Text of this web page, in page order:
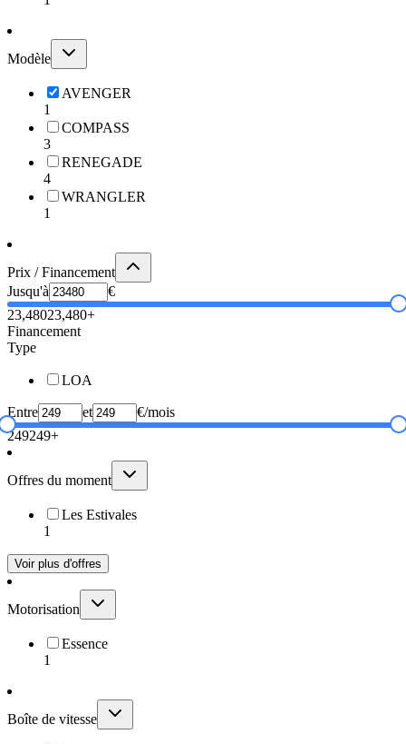
Modèle
AVENGER
1
COMPASS
3
RENEGADE
4
WRANGLER
1
Prix / Financement
Jusqu'à
€
23,48023,480+
Financement
Type
LOA
Entre et
€/mois
249249+
Offres du moment
Les Estivales
1
Voir plus d'offres
Motorisation
Essence
1
Boîte de vitesse